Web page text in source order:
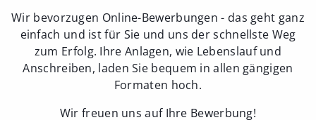
Wir bevorzugen Online-Bewerbungen - das geht ganz
einfach und ist für Sie und uns der schnellste Weg
zum Erfolg. Ihre Anlagen, wie Lebenslauf und
Anschreiben, laden Sie bequem in allen gängigen
Formaten hoch.
Wir freuen uns auf Ihre Bewerbung!